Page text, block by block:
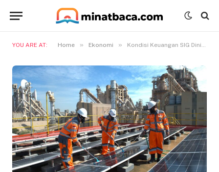
YOU ARE AT: Home » Ekonomi » Kondisi Keuangan SIG Dinilai Sehat Dengan Prospek Pasar yang Kuat